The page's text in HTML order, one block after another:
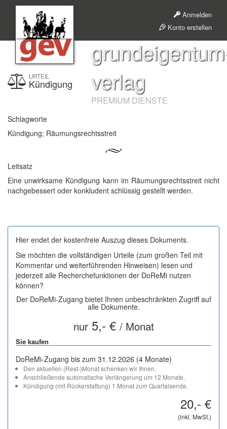
Anmelden
Konto erstellen
verlag
PREMIUM DIENSTE
URTEIL
Kündigung
Schlagworte
Kündigung; Räumungsrechtsstreit
Leitsatz
Eine unwirksame Kündigung kann im Räumungsrechtsstreit nicht
nachgebessert oder konkludent schlüssig gestellt werden.
Hier endet der kostenfreie Auszug dieses Dokuments.
Sie möchten die vollständigen Urteile (zum großen Teil mit
Kommentar und weiterführenden Hinweisen) lesen und
jederzeit alle Recherchefunktionen der DoReMi nutzen
können?
Der DoReMi-Zugang bietet Ihnen unbeschränkten Zugriff auf
alle Dokumente.
nur5,- € / Monat
Sie kaufen
DoReMi-Zugang bis zum 31.12.2026 (4 Monate)
Den aktuellen (Rest-)Monat schenken wir Ihnen.
Anschließende automatische Verlängerung um 12 Monate.
Kündigung (mit Rückerstattung) 1 Monat zum Quartalsende.
20,- €
(inkl. MwSt.)